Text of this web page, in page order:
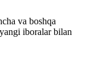
va boshqa
iboralar bilan